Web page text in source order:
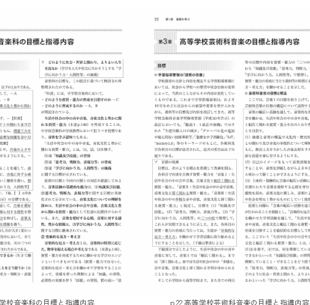
校音楽科の目標と指導内容 p.22 高等学校芸術科音楽の目標と指導内容